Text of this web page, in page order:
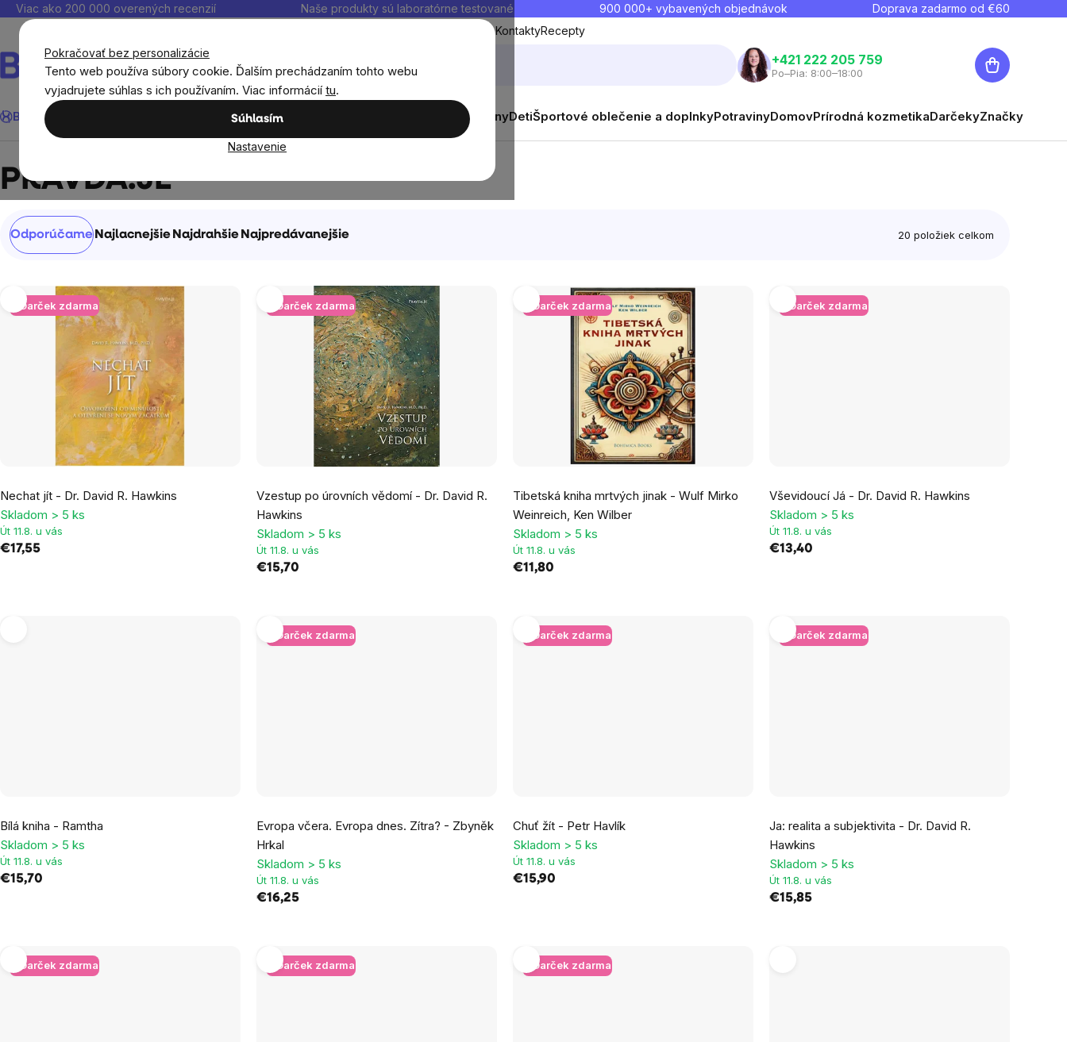
Pokračovať bez personalizácie
Tento web používa súbory cookie. Ďalším prechádzaním tohto webu
vyjadrujete súhlas s ich používaním. Viac informácií tu.
Súhlasím
Nastavenie
PrejsťViac ako 200 000 overených recenzií Naše produkty sú laboratórne testované 900 000+ vybavených objednávok Doprava zadarmo od €60
Doprava a platbaKontaktyRecepty
Hľadať
+421 222 205 759
Po–Pia: 8:00–18:00
Nákupný
košík
BrainMax® Výživové doplnky Muži ŽenyDetiŠportové oblečenie a doplnkyPotravinyDomovPrírodná kozmetikaDarčekyZnačky
PRAVDA.JE
PRAVDA.JE
Radenie
produktov
Odporúčame Najlacnejšie Najdrahšie Najpredávanejšie 20 položiek celkom
Výpis
produktov
+ Darček zdarma
Nechat jít - Dr. David R. Hawkins
hodnotenie
produktu
je
Skladom > 5 ks
Út 11.8. u vás
€17,55
+ Darček zdarma
Vzestup po úrovních vědomí - Dr. David R.
Hawkins
hodnotenie
produktu
je
5,0
Skladom > 5 ks
Út 11.8. u vás
€15,70
+ Darček zdarma
Tibetská kniha mrtvých jinak - Wulf Mirko
Weinreich, Ken Wilber
Skladom > 5 ks
Út 11.8. u vás
€11,80
+ Darček zdarma
Vševidoucí Já - Dr. David R. Hawkins
Skladom > 5 ks
Út 11.8. u vás
€13,40
Bílá kniha - Ramtha
hodnotenie
produktu
je
Skladom > 5 ks
Út 11.8. u vás
€15,70
+ Darček zdarma
Evropa včera. Evropa dnes. Zítra? - Zbyněk
Hrkal
Skladom > 5 ks
Út 11.8. u vás
€16,25
+ Darček zdarma
Chuť žít - Petr Havlík
Skladom > 5 ks
Út 11.8. u vás
€15,90
+ Darček zdarma
Ja: realita a subjektivita - Dr. David R.
Hawkins
Skladom > 5 ks
Út 11.8. u vás
€15,85
+ Darček zdarma + Darček zdarma + Darček zdarma